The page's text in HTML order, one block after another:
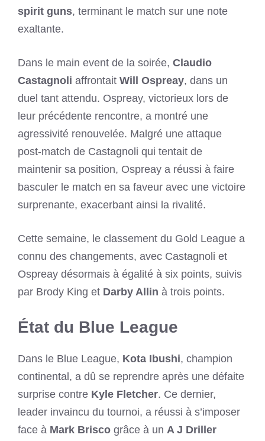
spirit guns, terminant le match sur une note
exaltante.
Dans le main event de la soirée, Claudio
Castagnoli affrontait Will Ospreay, dans un
duel tant attendu. Ospreay, victorieux lors de
leur précédente rencontre, a montré une
agressivité renouvelée. Malgré une attaque
post-match de Castagnoli qui tentait de
maintenir sa position, Ospreay a réussi à faire
basculer le match en sa faveur avec une victoire
surprenante, exacerbant ainsi la rivalité.
Cette semaine, le classement du Gold League a
connu des changements, avec Castagnoli et
Ospreay désormais à égalité à six points, suivis
par Brody King et Darby Allin à trois points.
État du Blue League
Dans le Blue League, Kota Ibushi, champion
continental, a dû se reprendre après une défaite
surprise contre Kyle Fletcher. Ce dernier,
leader invaincu du tournoi, a réussi à s’imposer
face à Mark Brisco grâce à un A J Driller